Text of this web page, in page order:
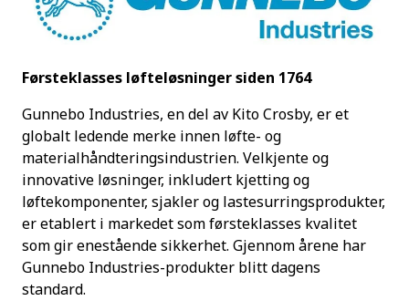
Førsteklasses løfteløsninger siden 1764
Gunnebo Industries, en del av Kito Crosby, er et
globalt ledende merke innen løfte- og
materialhåndteringsindustrien. Velkjente og
innovative løsninger, inkludert kjetting og
løftekomponenter, sjakler og lastesurringsprodukter,
er etablert i markedet som førsteklasses kvalitet
som gir enestående sikkerhet. Gjennom årene har
Gunnebo Industries-produkter blitt dagens
standard.
Utvikling
Kontakt oss